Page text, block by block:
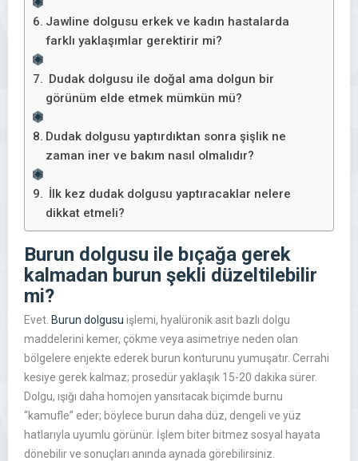
Jawline dolgusu erkek ve kadın hastalarda
farklı yaklaşımlar gerektirir mi?
Dudak dolgusu ile doğal ama dolgun bir
görünüm elde etmek mümkün mü?
Dudak dolgusu yaptırdıktan sonra şişlik ne
zaman iner ve bakım nasıl olmalıdır?
İlk kez dudak dolgusu yaptıracaklar nelere
dikkat etmeli?
Burun dolgusu ile bıçağa gerek
kalmadan burun şekli düzeltilebilir
mi?
Evet. Burun dolgusu işlemi, hyalüronik asit bazlı dolgu
maddelerini kemer, çökme veya asimetriye neden olan
bölgelere enjekte ederek burun konturunu yumuşatır. Cerrahi
kesiye gerek kalmaz; prosedür yaklaşık 15-20 dakika sürer.
Dolgu, ışığı daha homojen yansıtacak biçimde burnu
“kamufle” eder; böylece burun daha düz, dengeli ve yüz
hatlarıyla uyumlu görünür. İşlem biter bitmez sosyal hayata
dönebilir ve sonuçları anında aynada görebilirsiniz.